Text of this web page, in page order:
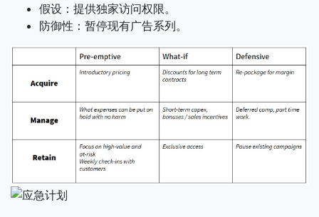
假设：提供独家访问权限。
防御性：暂停现有广告系列。